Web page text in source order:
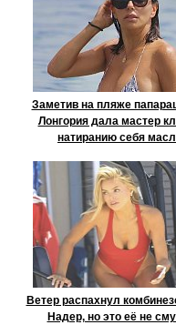
Заметив на пляже
Лонгория дала мастер
натиранию себя
Ветер распахнул
Надер, но это её не